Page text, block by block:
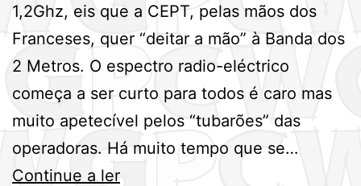
1,2Ghz, eis que a CEPT, pelas mãos dos
Franceses, quer “deitar a mão” à Banda dos
2 Metros. O espectro radio-eléctrico
começa a ser curto para todos é caro mas
muito apetecível pelos “tubarões” das
operadoras. Há muito tempo que se…
Continue a lerComeçou